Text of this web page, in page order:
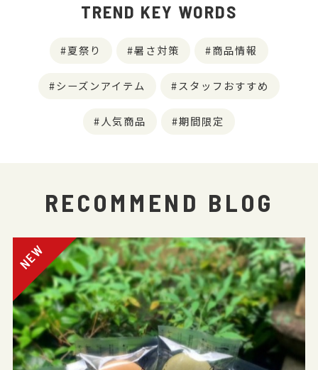
TREND KEY WORDS
夏祭り 暑さ対策 商品情報
シーズンアイテム スタッフおすすめ
人気商品 期間限定
RECOMMEND BLOG